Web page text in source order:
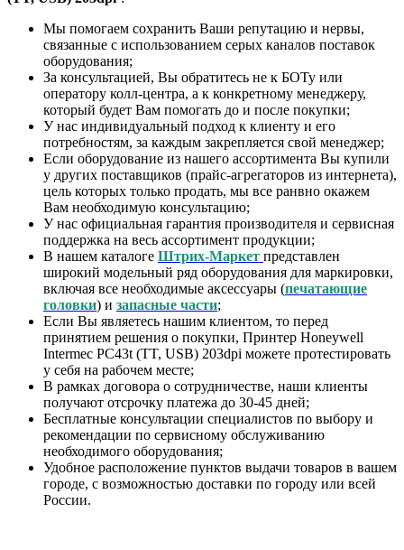
Мы помогаем сохранить Ваши репутацию и нервы,
связанные с использованием серых каналов поставок
оборудования;
За консультацией, Вы обратитесь не к БОТу или
оператору колл-центра, а к конкретному менеджеру,
который будет Вам помогать до и после покупки;
У нас индивидуальный подход к клиенту и его
потребностям, за каждым закрепляется свой менеджер;
Если оборудование из нашего ассортимента Вы купили
у других поставщиков (прайс-агрегаторов из интернета),
цель которых только продать, мы все ранвно окажем
Вам необходимую консультацию;
У нас официальная гарантия производителя и сервисная
поддержка на весь ассортимент продукции;
В нашем каталоге Штрих-Маркет представлен
широкий модельный ряд оборудования для маркировки,
включая все необходимые аксессуары (печатающие
головки) и запасные части;
Если Вы являетесь нашим клиентом, то перед
принятием решения о покупки, Принтер Honeywell
Intermec PC43t (TT, USB) 203dpi можете протестировать
у себя на рабочем месте;
В рамках договора о сотрудничестве, наши клиенты
получают отсрочку платежа до 30-45 дней;
Бесплатные консультации специалистов по выбору и
рекомендации по сервисному обслуживанию
необходимого оборудования;
Удобное расположение пунктов выдачи товаров в вашем
городе, с возможностью доставки по городу или всей
России.